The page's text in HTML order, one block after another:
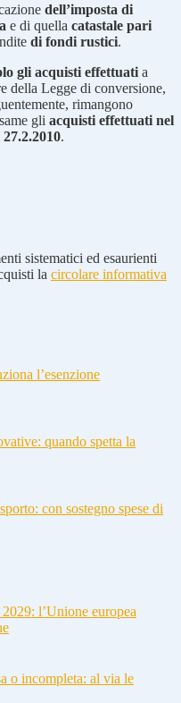
dell’imposta di
e di quella catastale pari
di fondi rustici.
gli acquisti effettuati a
della Legge di conversione,
rimangono
gli acquisti effettuati nel
.
sistematici ed esaurienti
la circolare informativa
l’esenzione
quando spetta la
con sostegno spese di
l’Unione europea
o incompleta: al via le